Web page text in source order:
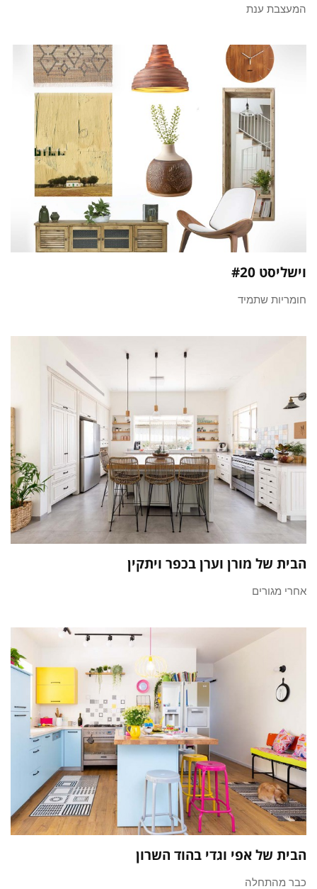
המעצבת ענת
וישליסט #20
חומריות שתמיד
הבית של מורן וערן בכפר ויתקין
אחרי מגורים
הבית של אפי וגדי בהוד השרון
כבר מהתחלה